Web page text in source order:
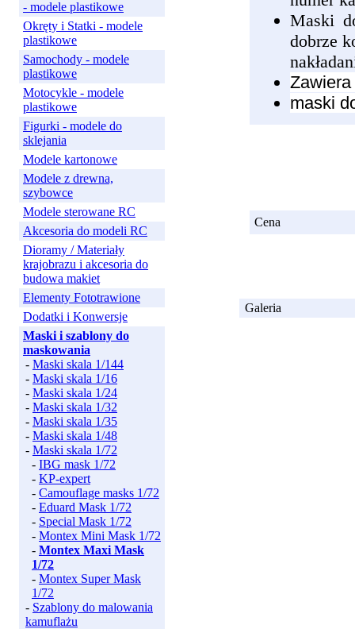
- modele plastikowe
Okręty i Statki - modele
plastikowe
Samochody - modele
plastikowe
Motocykle - modele
plastikowe
Figurki - modele do
sklejania
Modele kartonowe
Modele z drewna,
szybowce
Modele sterowane RC
Akcesoria do modeli RC
Dioramy / Materiały
krajobrazu i akcesoria do
budowa makiet
Elementy Fototrawione
Dodatki i Konwersje
Maski i szablony do
maskowania
- Maski skala 1/144
- Maski skala 1/16
- Maski skala 1/24
- Maski skala 1/32
- Maski skala 1/35
- Maski skala 1/48
- Maski skala 1/72
- IBG mask 1/72
- KP-expert
- Camouflage masks 1/72
- Eduard Mask 1/72
- Special Mask 1/72
- Montex Mini Mask 1/72
- Montex Maxi Mask
1/72
- Montex Super Mask
1/72
- Szablony do malowania
kamuflażu
Maski
dobrze
maski
Cena
Galeria